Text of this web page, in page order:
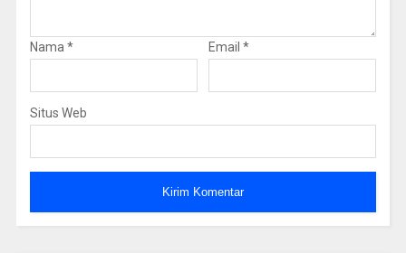
Nama* Email *
Situs Web